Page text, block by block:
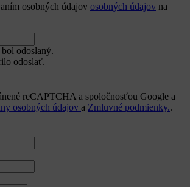
osobných údajov osobných údajov na
odoslaný.
odoslať.
reCAPTCHA a spoločnosťou Google a
osobných údajov a Zmluvné podmienky..